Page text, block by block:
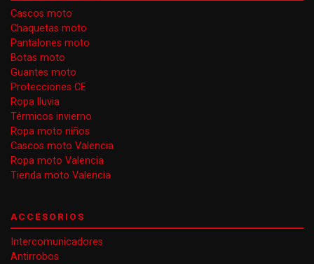
Cascos moto
Chaquetas moto
Pantalones moto
Botas moto
Guantes moto
Protecciones CE
Ropa lluvia
Térmicos invierno
Ropa moto niños
Cascos moto Valencia
Ropa moto Valencia
Tienda moto Valencia
ACCESORIOS
Intercomunicadores
Antirrobos